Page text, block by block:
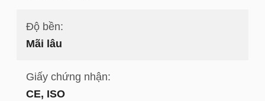
Độ bền:
Mãi lâu
Giấy chứng nhận:
CE, ISO